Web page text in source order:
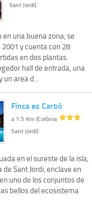
Sant Jordi)
una buena zona, se
y cuenta con 28
en dos plantas.
hall de entrada, una
un area d...
Finca es Carbó
a 1.5 Km (Colónia
Sant Jordi)
en el sureste de la isla,
de Sant Jordi, enclave en
uno de los conjuntos de
bellos del ecosistema